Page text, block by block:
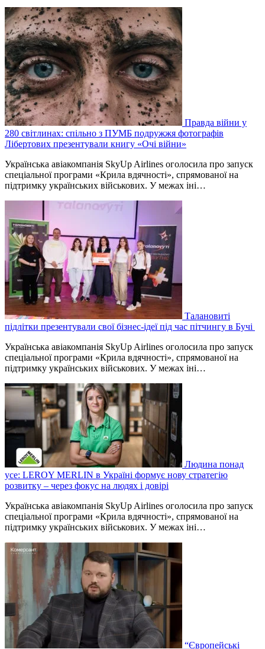
Правда війни у
280 світлинах: спільно з ПУМБ подружжя фотографів
Лібертових презентували книгу «Очі війни»
Українська авіакомпанія SkyUp Airlines оголосила про запуск
спеціальної програми «Крила вдячності», спрямованої на
підтримку українських військових. У межах іні…
Талановиті
підлітки презентували свої бізнес-ідеї під час пітчингу в Бучі
Українська авіакомпанія SkyUp Airlines оголосила про запуск
спеціальної програми «Крила вдячності», спрямованої на
підтримку українських військових. У межах іні…
Людина понад
усе: LEROY MERLIN в Україні формує нову стратегію
розвитку – через фокус на людях і довірі
Українська авіакомпанія SkyUp Airlines оголосила про запуск
спеціальної програми «Крила вдячності», спрямованої на
підтримку українських військових. У межах іні…
“Європейські